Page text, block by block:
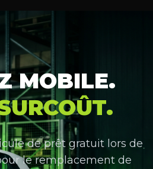
MOBILE.
de prêt gratuit lors de
le remplacement de